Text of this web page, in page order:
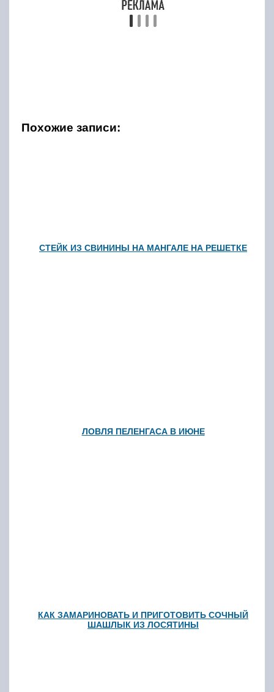
Похожие записи:
СТЕЙК ИЗ СВИНИНЫ НА МАНГАЛЕ НА РЕШЕТКЕ
ЛОВЛЯ ПЕЛЕНГАСА В ИЮНЕ
КАК ЗАМАРИНОВАТЬ И ПРИГОТОВИТЬ СОЧНЫЙ
ШАШЛЫК ИЗ ЛОСЯТИНЫ